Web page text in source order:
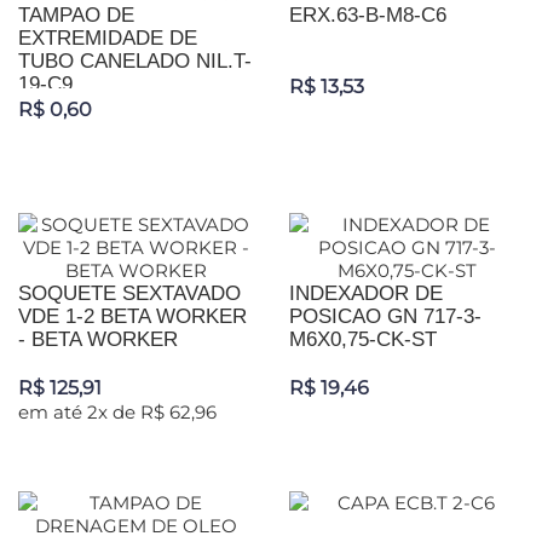
TAMPAO DE
EXTREMIDADE DE
TUBO CANELADO NIL.T-
19-C9
R$ 0,60
ERX.63-B-M8-C6
R$ 13,53
SOQUETE SEXTAVADO
VDE 1-2 BETA WORKER
- BETA WORKER
R$ 125,91
em até 2x de R$ 62,96
INDEXADOR DE
POSICAO GN 717-3-
M6X0,75-CK-ST
R$ 19,46